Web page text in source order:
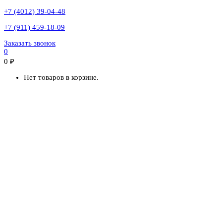
+7 (4012) 39-04-48
+7 (911) 459-18-09
Заказать звонок
0
0 ₽
Нет товаров в корзине.